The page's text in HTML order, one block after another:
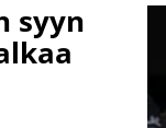
syyn